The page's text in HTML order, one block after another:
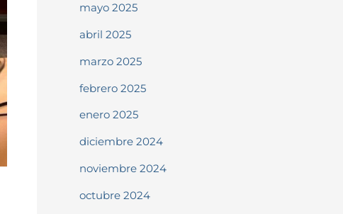
mayo 2025
abril 2025
marzo 2025
febrero 2025
enero 2025
diciembre 2024
noviembre 2024
octubre 2024